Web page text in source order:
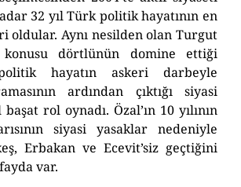
32 yıl Türk politik hayatının en
oldular. Aynı nesilden olan Turgut
dörtlünün domine ettiği
hayatın askeri darbeyle
ardından çıktığı siyasi
rol oynadı. Özal’ın 10 yılının
siyasi yasaklar nedeniyle
Erbakan ve Ecevit’siz geçtiğini
var.